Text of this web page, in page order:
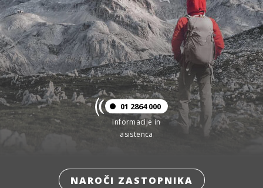
01 2864 000
Informacije in
asistenca
NAROČI ZASTOPNIKA